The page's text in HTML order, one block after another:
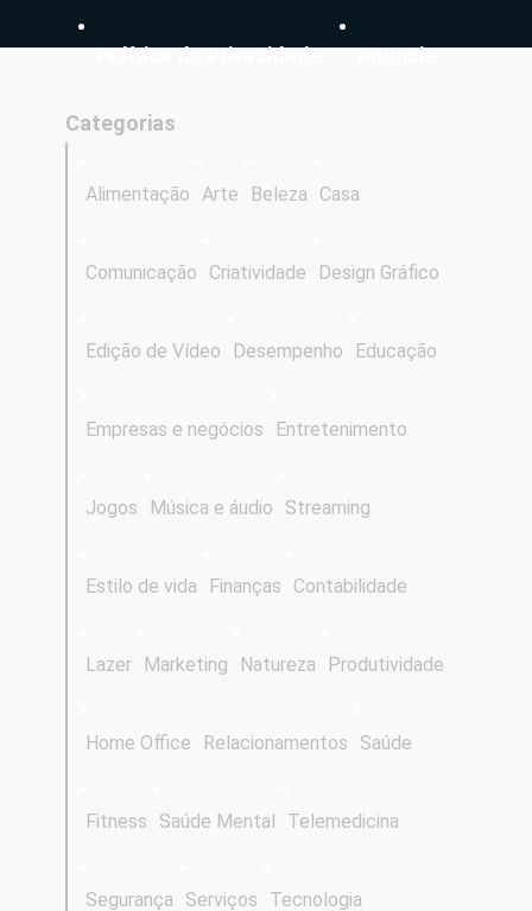
Política de Privacidade Anuncie
Categorias
Alimentação Arte Beleza Casa
Comunicação Criatividade Design Gráfico
Edição de Vídeo Desempenho Educação
Empresas e negócios Entretenimento
Jogos Música e áudio Streaming
Estilo de vida Finanças Contabilidade
Lazer Marketing Natureza Produtividade
Home Office Relacionamentos Saúde
Fitness Saúde Mental Telemedicina
Segurança Serviços Tecnologia